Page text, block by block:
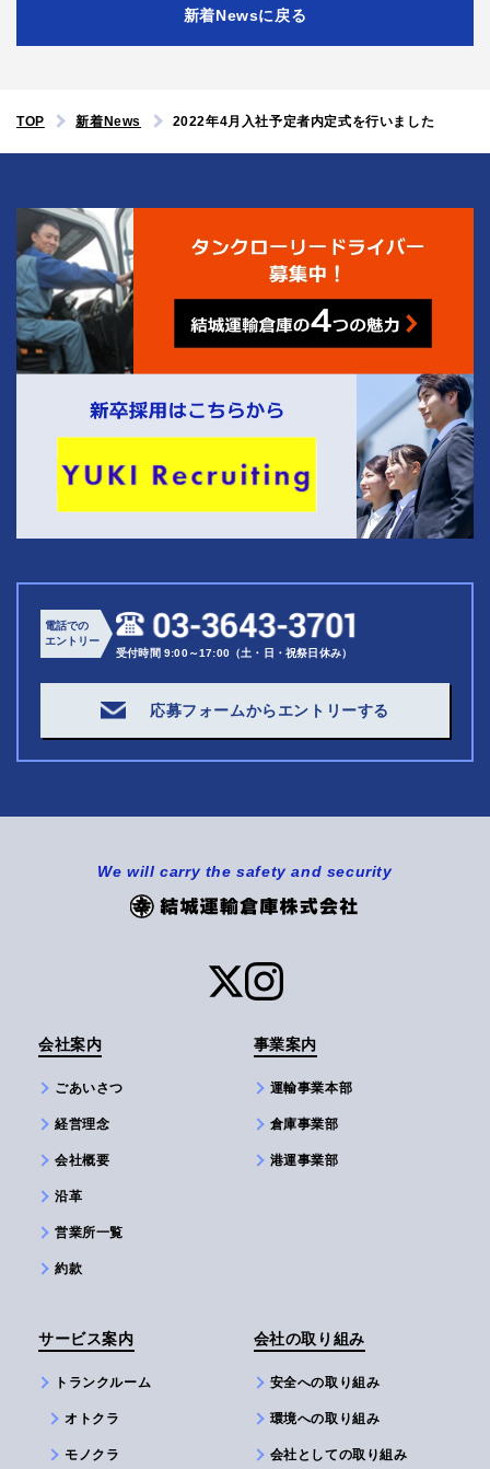
新着Newsに戻る
TOP 新着News 2022年4月入社予定者内定式を行いました
結城運輸倉庫の4
電話での
エントリー
受付時間 9:00～17:00（土・日・祝祭日休み）
応募フォームからエントリーする
We will carry the safety and security
会社案内
ごあいさつ
経営理念
会社概要
沿革
営業所一覧
約款
事業案内
運輸事業本部
倉庫事業部
港運事業部
サービス案内
トランクルーム
オトクラ
モノクラ
会社の取り組み
安全への取り組み
環境への取り組み
会社としての取り組み